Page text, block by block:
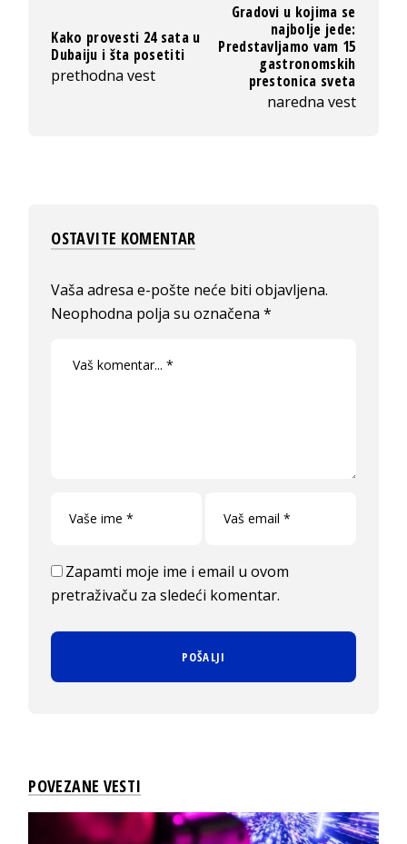
Kako provesti 24 sata u
Dubaiju i šta posetiti
prethodna vest
Gradovi u kojima se
najbolje jede:
Predstavljamo vam 15
gastronomskih
prestonica sveta
naredna vest
OSTAVITE KOMENTAR
Vaša adresa e-pošte neće biti objavljena.
Neophodna polja su označena*
Zapamti moje ime i email u ovom
pretraživaču za sledeći komentar.
POVEZANE VESTI